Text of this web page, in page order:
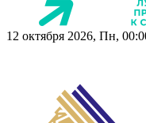
12 октября 2026, Пн,